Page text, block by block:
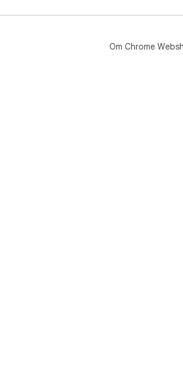
Om Chrome